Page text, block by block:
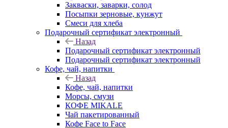
Закваски, заварки, солод
Посыпки зерновые, кунжут
Смеси для хлеба
Подарочный сертификат электронный
Назад
Подарочный сертификат электронный
Подарочный сертификат электронный
Кофе, чай, напитки
Назад
Кофе, чай, напитки
Морсы, смузи
КОФЕ MIKALE
Чай пакетированный
Кофе Face to Face